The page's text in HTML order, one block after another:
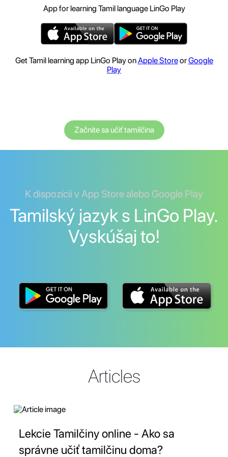
App for learning Tamil language LinGo Play
Get Tamil learning app LinGo Play onApple StoreorGoogle
Play
Začnite sa učiť tamilčina
K dispozícii v App Store alebo Google Play
Tamilský jazyk s LinGo Play.
Vyskúšaj to!
Articles
Lekcie Tamilčiny online - Ako sa
správne učiť tamilčinu doma?